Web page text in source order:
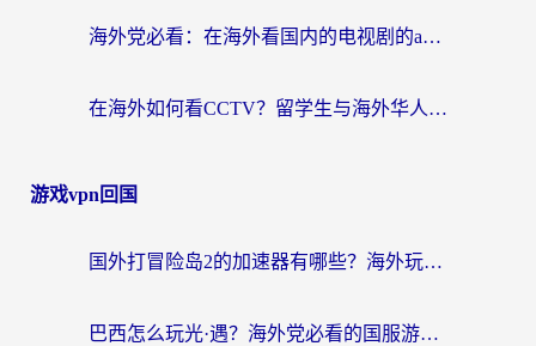
海外党必看：在海外看国内的电视剧的app选对了吗？3步解决地域限制烦恼
在海外如何看CCTV？留学生与海外华人的实用回国加速指南
游戏vpn回国
国外打冒险岛2的加速器有哪些？海外玩家国服畅玩全攻略（附实测推荐）
巴西怎么玩光·遇？海外党必看的国服游戏加速器选择指南（附3款热门游戏实测）